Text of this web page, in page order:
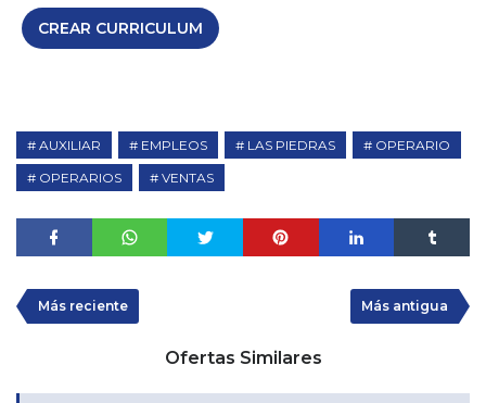
CREAR CURRICULUM
AUXILIAR EMPLEOS LAS PIEDRAS
OPERARIO
OPERARIOS
VENTAS
Más reciente Más antigua
Ofertas Similares